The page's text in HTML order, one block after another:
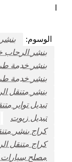
الوسوم: بنشر
بنشر
بنشر خدمة
بنشر خدمة
بنشر متنقل
تبديل تواير
تبديل زيوت
كراج بنشر
كراج متنقل
مصلح سيارات